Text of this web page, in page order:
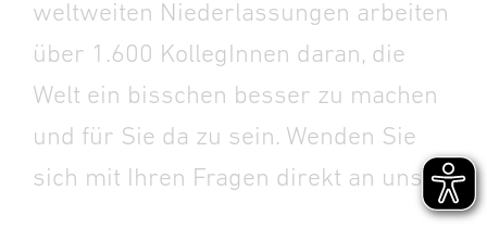
weltweiten Niederlassungen arbeiten
über 1.600 KollegInnen daran, die
Welt ein bisschen besser zu machen
und für Sie da zu sein. Wenden Sie
sich mit Ihren Fragen direkt an uns.